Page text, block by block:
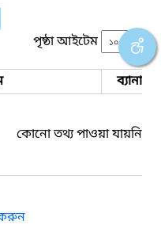
পৃষ্ঠা আইটেম
ব্যানার
কোনো তথ্য পাওয়া যায়নি।
করুন